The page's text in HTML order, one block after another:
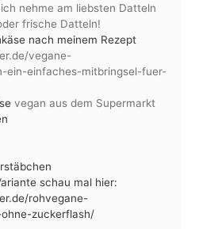
ich nehme am liebsten Datteln
frische Datteln!
nach meinem Rezept
vegane-
ein-einfaches-mitbringsel-fuer-
vegan aus dem Supermarkt
schau mal hier:
rohvegane-
zuckerflash/